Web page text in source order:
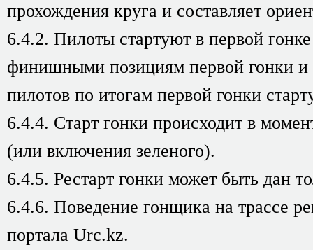
прохождения круга и составляет
6.4.2. Пилоты стартуют в первой
финишными позициям первой гонки
пилотов по итогам первой гонки
6.4.4. Старт гонки происходит в
(или включения зеленого).
6.4.5. Рестарт гонки может быть дан
6.4.6. Поведение гонщика на трассе
портала Urc.kz.